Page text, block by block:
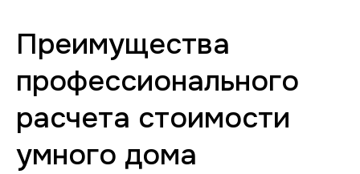
Преимущества
профессионального
расчета стоимости
умного дома